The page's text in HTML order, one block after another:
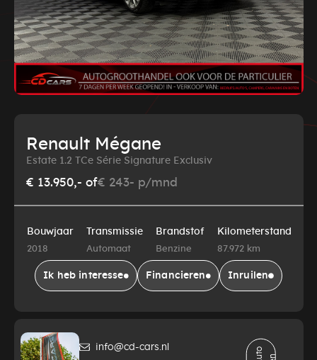
Renault Mégane
Estate 1.2 TCe Série Signature Exclusiv
€ 13.950,- of€ 243- p/mnd
Bouwjaar
2018
Transmissie
Automaat
Brandstof
Benzine
Kilometerstand
87.972 km
Ik heb interesse Financieren Inruilen
info@cd-cars.nl A
t
o
d
e
l
e